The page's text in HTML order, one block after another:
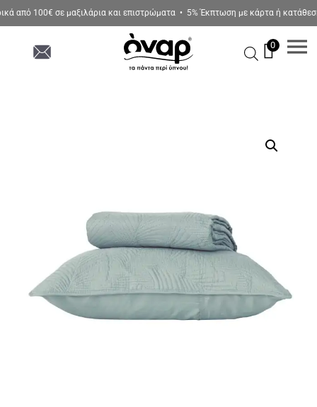
από 100€ σε μαξιλάρια και επιστρώματα • 5% Έκπτωση με κάρτα ή
0